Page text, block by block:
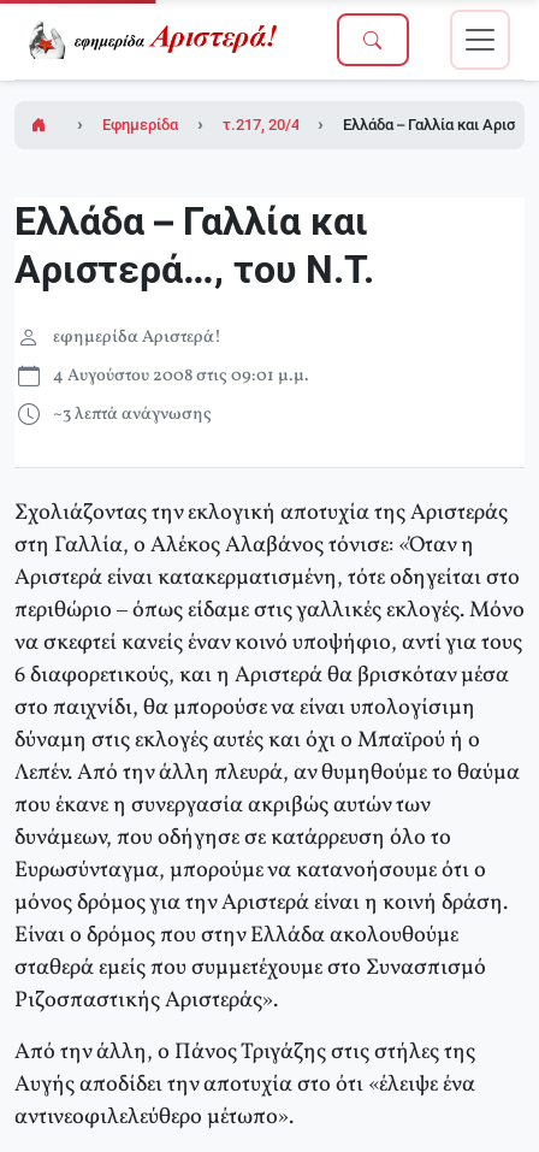
Εφημερίδα Αριστερά!τ.217, 20/4/2007 (σε ένθετο οι ΘΕΣΕΙΣ για
Ελλάδα – Γαλλία και
Ελλάδα – Γαλλία και
Αριστερά…, του Ν.Τ.
εφημερίδα Αριστερά!
4 Αυγούστου 2008 στις 09:01 μ.μ.
~3 λεπτά ανάγνωσης
Σχολιάζοντας την εκλογική αποτυχία της Αριστεράς
στη Γαλλία, ο Αλέκος Αλαβάνος τόνισε: «Όταν η
Αριστερά είναι κατακερματισμένη, τότε οδηγείται στο
περιθώριο – όπως είδαμε στις γαλλικές εκλογές. Μόνο
να σκεφτεί κανείς έναν κοινό υποψήφιο, αντί για τους
6 διαφορετικούς, και η Αριστερά θα βρισκόταν μέσα
στο παιχνίδι, θα μπορούσε να είναι υπολογίσιμη
δύναμη στις εκλογές αυτές και όχι ο Μπαϊρού ή ο
Λεπέν. Από την άλλη πλευρά, αν θυμηθούμε το θαύμα
που έκανε η συνεργασία ακριβώς αυτών των
δυνάμεων, που οδήγησε σε κατάρρευση όλο το
Ευρωσύνταγμα, μπορούμε να κατανοήσουμε ότι ο
μόνος δρόμος για την Αριστερά είναι η κοινή δράση.
Είναι ο δρόμος που στην Ελλάδα ακολουθούμε
σταθερά εμείς που συμμετέχουμε στο Συνασπισμό
Ριζοσπαστικής Αριστεράς».
Από την άλλη, ο Πάνος Τριγάζης στις στήλες της
Αυγής αποδίδει την αποτυχία στο ότι «έλειψε ένα
αντινεοφιλελεύθερο μέτωπο».